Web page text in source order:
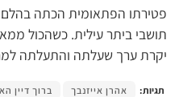
פטירתו הפתאומית הכתה בהלם
תושבי ביתר עילית. כשהכול
יקרת ערך שעלתה והתעלתה
תגיות: אהרן אייזנבך ברוך דיין